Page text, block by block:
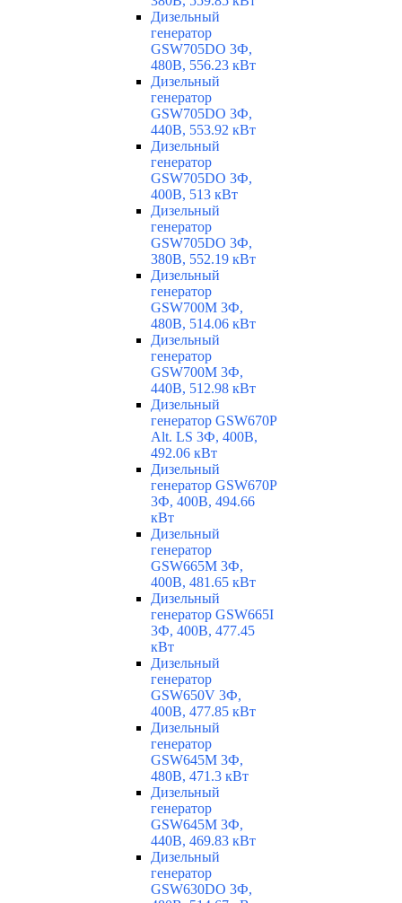
Дизельный
генератор
GSW705DO 3Ф,
480В, 556.23 кВт
Дизельный
генератор
GSW705DO 3Ф,
440В, 553.92 кВт
Дизельный
генератор
GSW705DO 3Ф,
400В, 513 кВт
Дизельный
генератор
GSW705DO 3Ф,
380В, 552.19 кВт
Дизельный
генератор
GSW700M 3Ф,
480В, 514.06 кВт
Дизельный
генератор
GSW700M 3Ф,
440В, 512.98 кВт
Дизельный
генератор GSW670P
Alt. LS 3Ф, 400В,
492.06 кВт
Дизельный
генератор GSW670P
3Ф, 400В, 494.66
кВт
Дизельный
генератор
GSW665M 3Ф,
400В, 481.65 кВт
Дизельный
генератор GSW665I
3Ф, 400В, 477.45
кВт
Дизельный
генератор
GSW650V 3Ф,
400В, 477.85 кВт
Дизельный
генератор
GSW645M 3Ф,
480В, 471.3 кВт
Дизельный
генератор
GSW645M 3Ф,
440В, 469.83 кВт
Дизельный
генератор
GSW630DO 3Ф,